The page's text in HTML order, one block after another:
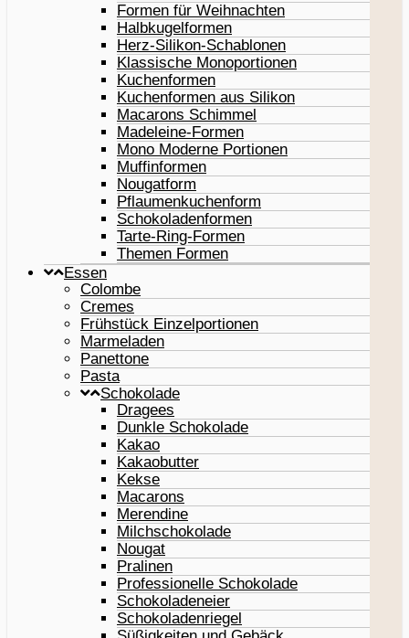
Formen für Weihnachten
Halbkugelformen
Herz-Silikon-Schablonen
Klassische Monoportionen
Kuchenformen
Kuchenformen aus Silikon
Macarons Schimmel
Madeleine-Formen
Mono Moderne Portionen
Muffinformen
Nougatform
Pflaumenkuchenform
Schokoladenformen
Tarte-Ring-Formen
Themen Formen
Essen
Colombe
Cremes
Frühstück Einzelportionen
Marmeladen
Panettone
Pasta
Schokolade
Dragees
Dunkle Schokolade
Kakao
Kakaobutter
Kekse
Macarons
Merendine
Milchschokolade
Nougat
Pralinen
Professionelle Schokolade
Schokoladeneier
Schokoladenriegel